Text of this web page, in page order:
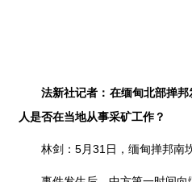
法新社记者：在缅甸北部掸
人是否在当地从事采矿工作？
林剑：5月31日，缅甸掸邦南